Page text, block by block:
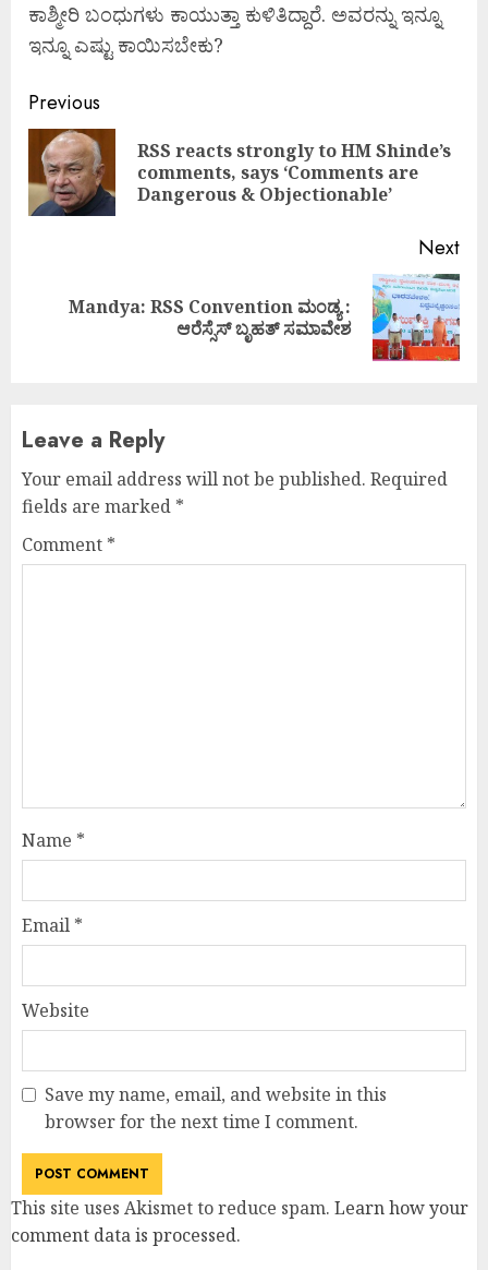
ಕಾಶ್ಮೀರಿ ಬಂಧುಗಳು ಕಾಯುತ್ತಾ ಕುಳಿತಿದ್ದಾರೆ. ಅವರನ್ನು ಇನ್ನೂ
ಇನ್ನೂ ಎಷ್ಟು ಕಾಯಿಸಬೇಕು?
Continue
Reading
Previous
RSS reacts strongly to HM Shinde’s
comments, says ‘Comments are
Dangerous & Objectionable’
Next
NextMandya: RSS Convention ಮಂಡ್ಯ :
ಆರೆಸ್ಸೆಸ್ ಬೃಹತ್ ಸಮಾವೇಶ
Leave a Reply
Your email address will not be published. Required
fields are marked *
Comment *
Name *
Email *
Website
Save my name, email, and website in this
browser for the next time I comment.
This site uses Akismet to reduce spam. Learn how your
comment data is processed.